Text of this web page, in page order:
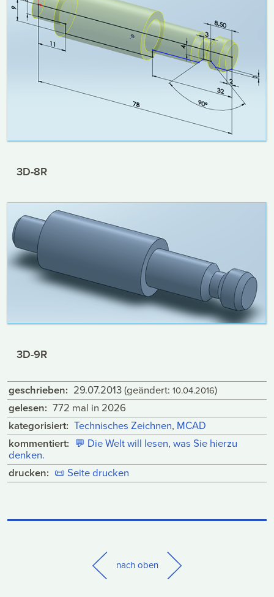
3D-8R
3D-9R
geschrieben: 29.07.2013(geändert: 10.04.2016)
gelesen: 772 mal in 2026
kategorisiert: Technisches Zeichnen, MCAD
kommentiert: 💬 Die Welt will lesen, was Sie hierzu
denken.
drucken: 📜 Seite drucken
nach oben